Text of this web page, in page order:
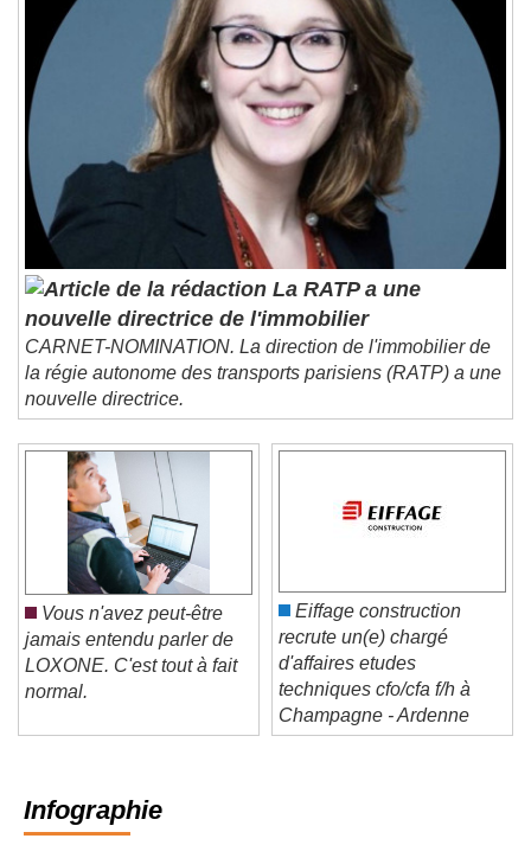
La RATP a une
nouvelle directrice de l'immobilier
CARNET-NOMINATION. La direction de l'immobilier de
la régie autonome des transports parisiens (RATP) a une
nouvelle directrice.
Vous n'avez peut-être
jamais entendu parler de
LOXONE. C'est tout à fait
Eiffage construction
recrute un(e) chargé
d'affaires etudes
techniques cfo/cfa f/h à
Champagne - Ardenne
Infographie